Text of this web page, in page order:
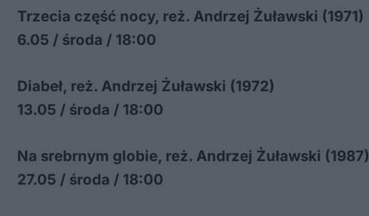
Trzecia część nocy, reż. Andrzej Żuławski (1971)
6.05 / środa / 18:00
Diabeł, reż. Andrzej Żuławski (1972)
13.05 / środa / 18:00
Na srebrnym globie, reż. Andrzej Żuławski (1987)
27.05 / środa / 18:00